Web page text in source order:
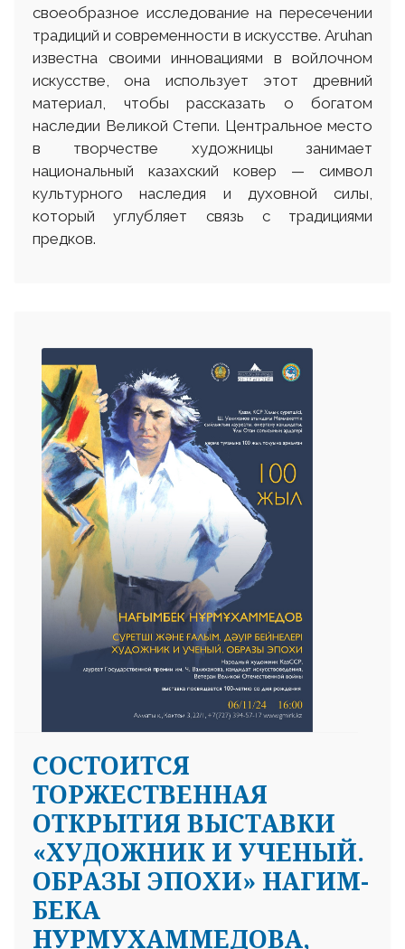
своеобразное исследование на пересечении
традиций и современности в искусстве. Aruhan
известна своими инновациями в войлочном
искусстве, она использует этот древний
материал, чтобы рассказать о богатом
наследии Великой Степи. Центральное место
в творчестве художницы занимает
национальный казахский ковер — символ
культурного наследия и духовной силы,
который углубляет связь с традициями
предков.
CОСТОИТСЯ
ТОРЖЕСТВЕННАЯ
ОТКРЫТИЯ ВЫСТАВКИ
«ХУДОЖНИК И УЧЕНЫЙ.
ОБРАЗЫ ЭПОХИ» НАГИМ-
БЕКА
НУРМУХАММЕДОВА,